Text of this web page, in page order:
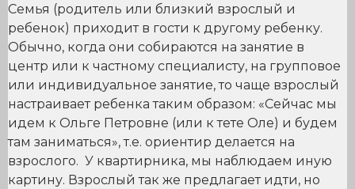
Семья (родитель или близкий взрослый и
ребенок) приходит в гости к другому ребенку.
Обычно, когда они собираются на занятие в
центр или к частному специалисту, на групповое
или индивидуальное занятие, то чаще взрослый
настраивает ребенка таким образом: «Сейчас мы
идем к Ольге Петровне (или к тете Оле) и будем
там заниматься», т.е. ориентир делается на
взрослого. У квартирника, мы наблюдаем иную
картину. Взрослый так же предлагает идти, но